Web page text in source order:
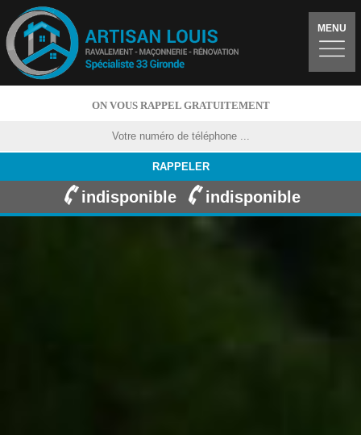
MENU
ON VOUS RAPPEL GRATUITEMENT
indisponible indisponible